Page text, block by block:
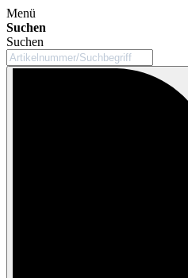
Menü
Suchen
Suchen